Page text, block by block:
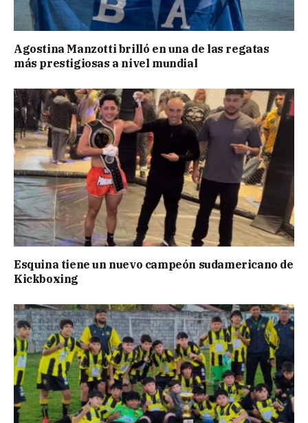
Agostina Manzotti brilló en una de las regatas
más prestigiosas a nivel mundial
Esquina tiene un nuevo campeón sudamericano de
Kickboxing